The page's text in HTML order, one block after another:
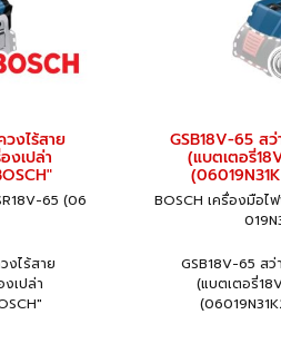
วงไร้สาย
งเปล่า
65 (06
งไร้สาย
เปล่า
GSB18V-65 สว่
(แบตเตอรี่
BOSCH เครื่องมือไ
GSB18V-65 สว่
(แบตเตอรี่